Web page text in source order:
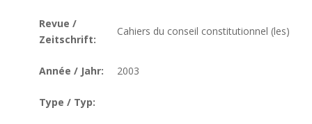
Revue /
Zeitschrift:
Cahiers du conseil constitutionnel (les)
Année / Jahr: 2003
Type / Typ: